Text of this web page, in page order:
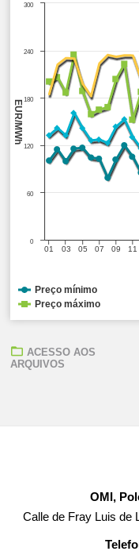
EUR/MWh
01 07
03 05 09 11
0
60
120
180
240
300
Preço mínimo
Preço máximo
ACESSO AOS
ARQUIVOS
OMI,
Calle de Fray Luis de